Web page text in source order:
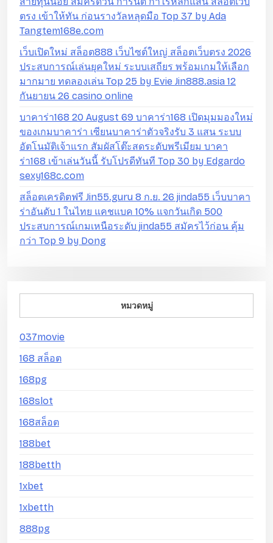
ตรง เข้าให้ทัน ก่อนรางวัลหลุดมือ Top 37 by Ada
Tangtem168e.com
เว็บเปิดใหม่ สล็อต888 เว็บไซต์ใหญ่ สล็อตเว็บตรง 2026
ประสบการณ์เล่นยุคใหม่ ระบบเสถียร พร้อมเกมให้เลือก
มากมาย ทดลองเล่น Top 25 by Evie Jin888.asia 12
กันยายน 26 casino online
บาคาร่า168 20 August 69 บาคาร่า168 เปิดมุมมองใหม่
ของเกมบาคาร่า เซียนบาคาร่าตัวจริงรับ 3 แสน ระบบ
อัตโนมัติเจ้าแรก สัมผัสโต๊ะสดระดับพรีเมียม บาคา
ร่า168 เข้าเล่นวันนี้ รับโปรดีทันที Top 30 by Edgardo
sexy168c.com
สล็อตเครดิตฟรี Jin55.guru 8 ก.ย. 26 jinda55 เว็บบาคา
ร่าอันดับ 1 ในไทย แคชแบค 10% แจกวันเกิด 500
ประสบการณ์เกมเหนือระดับ jinda55 สมัครไว้ก่อน คุ้ม
กว่า Top 9 by Dong
หมวดหมู่
037movie
168 สล็อต
168pg
168slot
168สล็อต
188bet
188betth
1xbet
1xbetth
888pg